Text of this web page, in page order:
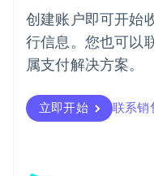
创建账户即可开始
行信息。您也可以
属支付解决方案。
立即开始 联系销
葡萄牙
Português English
日本
日本語English
瑞典
瑞士
DeutschFrançais